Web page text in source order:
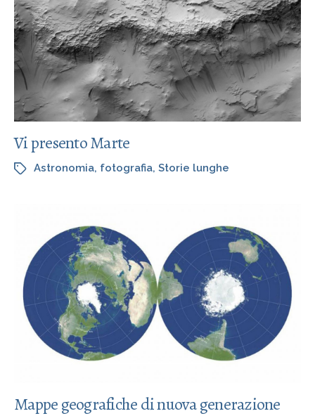
Vi presento Marte
Astronomia, fotografia, Storie lunghe
Mappe geografiche di nuova generazione